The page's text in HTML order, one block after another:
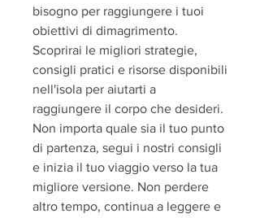
bisogno per raggiungere i tuoi
obiettivi di dimagrimento.
Scoprirai le migliori strategie,
consigli pratici e risorse disponibili
nell'isola per aiutarti a
raggiungere il corpo che desideri.
Non importa quale sia il tuo punto
di partenza, segui i nostri consigli
e inizia il tuo viaggio verso la tua
migliore versione. Non perdere
altro tempo, continua a leggere e